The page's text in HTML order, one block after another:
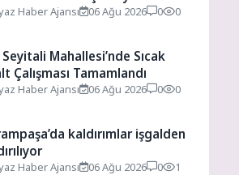
Haber Ajansı 06 Ağu 2026 0 0
Mahallesi’nde Sıcak
Çalışması Tamamlandı
Haber Ajansı 06 Ağu 2026 0 0
kaldırımlar işgalden
Haber Ajansı 06 Ağu 2026 0 1